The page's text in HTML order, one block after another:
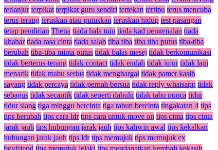
terlanjur terpikat terpikat guru sendiri tertekan tertipu terus mencuba
terus terang teruskan atau putuskan teruskan hidup test pasangan
tetap pendirian Thena tiada hala tuju tiada kad pengenalan tiada
khabar tiada rasa cinta tiada salah tiba tiba tiba tiba putus tiba-tiba
berubah tiba-tiba minta putus tidak balas mesej tidak berkomunikasi
tidak berterus-terang tidak contact tidak endah tidak jujur tidak lagi
menarik tidak mahu serius tidak menghargai tidak pamer kasih
sayang tidak percaya tidak pernah bersua tidak reply whatsapp tidak
sebagus tidak secantik tidak seperti dahulu tidak tahu punca tidur
tidur siang tiga minggu bercinta tiga tahun bercinta tingakatan 4 tips
tips berubah tips cara ldr tips cara untuk move on tips cinta tips cinta
jarak jauh tips hubungan jarak jauh tips kahwin awal tips kekalkan
hubungan jarak jauh tips ldr tips memujuk tips memujuk ex
boyfriend tips memujuk lelaki tips mendapatkan kembali kekasih